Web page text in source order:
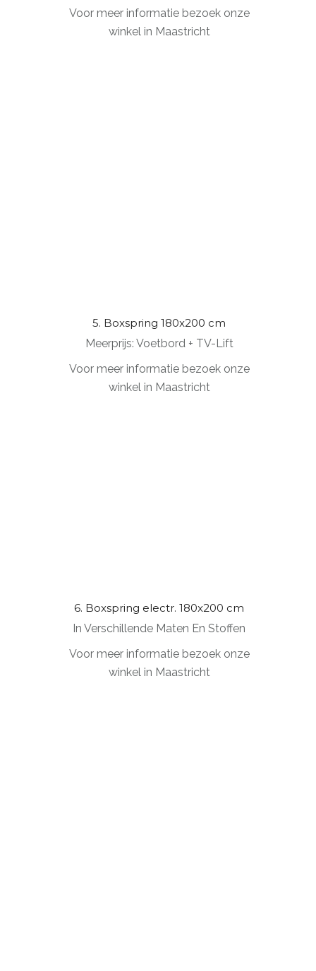
Voor meer informatie bezoek onze
winkel in Maastricht
5. Boxspring 180x200 cm
Meerprijs: Voetbord + TV-Lift
Voor meer informatie bezoek onze
winkel in Maastricht
6. Boxspring electr. 180x200 cm
In Verschillende Maten En Stoffen
Voor meer informatie bezoek onze
winkel in Maastricht